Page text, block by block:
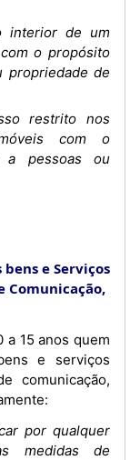
interior de um
o propósito
propriedade de
restrito nos
com o
a pessoas ou
e Serviços
Comunicação,
a 15 anos quem
e serviços
comunicação,
por qualquer
medidas de